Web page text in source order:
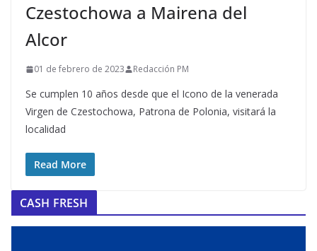
Czestochowa a Mairena del
Alcor
01 de febrero de 2023 Redacción PM
Se cumplen 10 años desde que el Icono de la venerada
Virgen de Czestochowa, Patrona de Polonia, visitará la
localidad
Read More
CASH FRESH